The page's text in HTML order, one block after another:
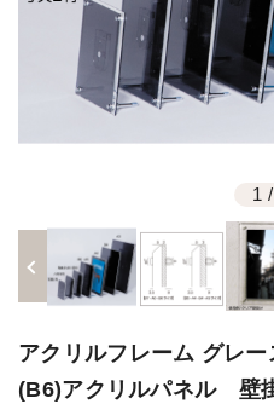
1
アクリルフレーム グレー
(B6)アクリルパネル 壁